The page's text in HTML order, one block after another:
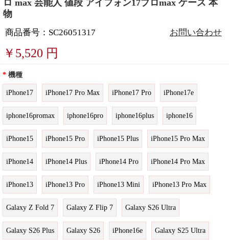
ロ max 芸能人 値段 アイフォン17プロmax ケース 本
物
商品番号：SC26051317 お問い合わせ
￥ 5,520 円
* 機種
iPhone17 iPhone17 Pro Max iPhone17 Pro iPhone17e
iphone16promax iphone16pro iphone16plus iphone16
iPhone15 iPhone15 Pro iPhone15 Plus iPhone15 Pro Max
iPhone14 iPhone14 Plus iPhone14 Pro iPhone14 Pro Max
iPhone13 iPhone13 Pro iPhone13 Mini iPhone13 Pro Max
Galaxy Z Fold 7 Galaxy Z Flip 7 Galaxy S26 Ultra
Galaxy S26 Plus Galaxy S26 iPhone16e Galaxy S25 Ultra